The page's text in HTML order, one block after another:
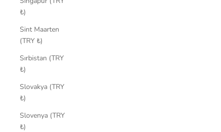
₺)
Sint Maarten
(TRY ₺)
Sırbistan (TRY
₺)
Slovakya (TRY
₺)
Slovenya (TRY
₺)